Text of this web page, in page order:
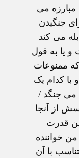
می
جنگيدن
می کند
و يا به قول
ممنوعات
کدام يک
می جنگد /
از آنجا
قدرت
خواننده
با آن